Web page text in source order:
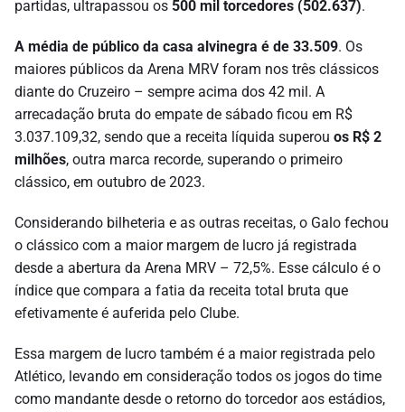
partidas, ultrapassou os 500 mil torcedores (502.637).
A média de público da casa alvinegra é de 33.509. Os
maiores públicos da Arena MRV foram nos três clássicos
diante do Cruzeiro – sempre acima dos 42 mil. A
arrecadação bruta do empate de sábado ficou em R$
3.037.109,32, sendo que a receita líquida superou os R$ 2
milhões, outra marca recorde, superando o primeiro
clássico, em outubro de 2023.
Considerando bilheteria e as outras receitas, o Galo fechou
o clássico com a maior margem de lucro já registrada
desde a abertura da Arena MRV – 72,5%. Esse cálculo é o
índice que compara a fatia da receita total bruta que
efetivamente é auferida pelo Clube.
Essa margem de lucro também é a maior registrada pelo
Atlético, levando em consideração todos os jogos do time
como mandante desde o retorno do torcedor aos estádios,